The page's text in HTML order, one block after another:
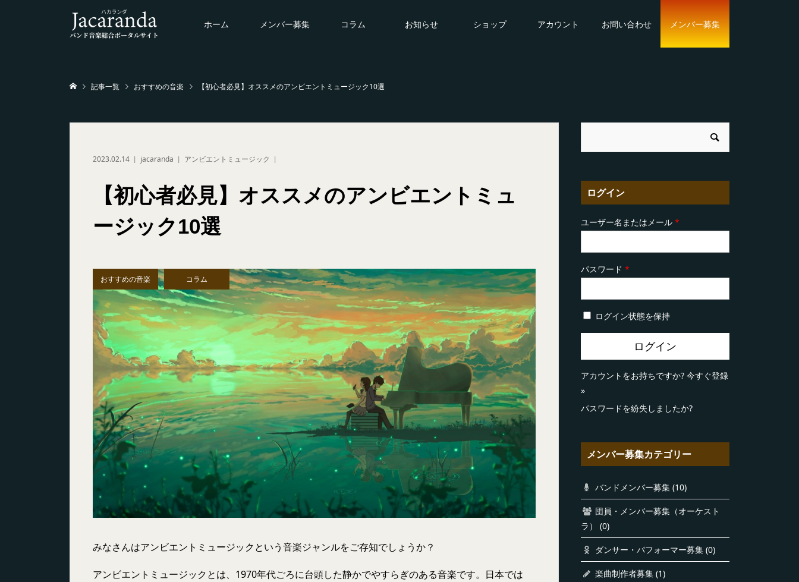
ホーム メンバー募集 コラム お知らせ ショップ アカウント お問い合わせ メンバー募集
記事一覧 おすすめの音楽 【初心者必見】オススメのアンビエントミュージック10選
2023.02.14 jacaranda アンビエントミュージック
【初心者必見】オススメのアンビエントミュ
ージック10選
おすすめの音楽 コラム
みなさんはアンビエントミュージックという音楽ジャンルをご存知でしょうか？
アンビエントミュージックとは、1970年代ごろに台頭した静かでやすらぎのある音楽です。日本では
ログイン
ユーザー名またはメール *
パスワード *
ログイン状態を保持
アカウントをお持ちですか? 今すぐ登録
»
パスワードを紛失しましたか?
メンバー募集カテゴリー
バンドメンバー募集(10)
団員・メンバー募集（オーケスト
ラ）
(0)
ダンサー・パフォーマー募集(0)
楽曲制作者募集(1)